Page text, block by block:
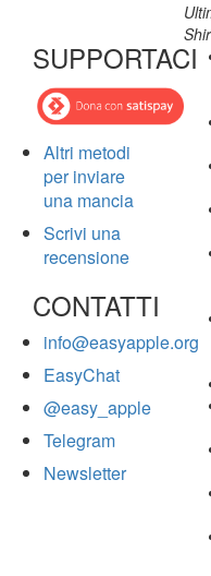
SUPPORTACI
Altri metodi
per inviare
una mancia
Scrivi una
recensione
CONTATTI
info@easyapple.org
EasyChat
@easy_apple
Telegram
Newsletter